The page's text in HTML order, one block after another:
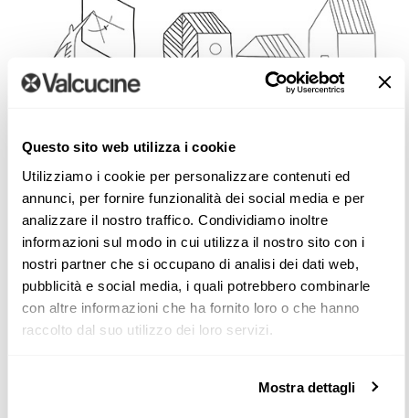
Questo sito web utilizza i cookie
Utilizziamo i cookie per personalizzare contenuti ed
annunci, per fornire funzionalità dei social media e per
analizzare il nostro traffico. Condividiamo inoltre
informazioni sul modo in cui utilizza il nostro sito con i
nostri partner che si occupano di analisi dei dati web,
pubblicità e social media, i quali potrebbero combinarle
con altre informazioni che ha fornito loro o che hanno
raccolto dal suo utilizzo dei loro servizi.
Mostra dettagli
RIVENDITORI VALCUCINE
Scopri i rivenditori in tutto il mondo
SCOPRI DI PIÙ